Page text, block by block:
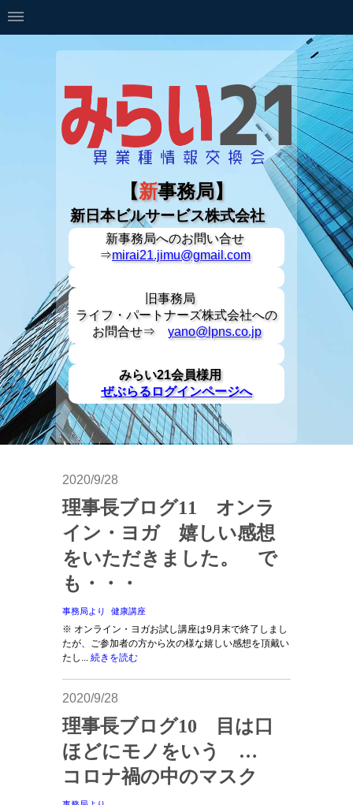
【新事務局】
新日本ビルサービス株式会社
新事務局へのお問い合せ
⇒mirai21.jimu@gmail.com
旧事務局
ライフ・パートナーズ株式会社への
お問合せ⇒ yano@lpns.co.jp
みらい21会員様用
ぜぶらるログインページへ
2020/9/28
理事長ブログ11 オンラ
イン・ヨガ 嬉しい感想
をいただきました。 で
も・・・
事務局より 健康講座
※ オンライン・ヨガお試し講座は9月末で終了しまし
たが、ご参加者の方から次の様な嬉しい感想を頂戴い
たし... 続きを読む
2020/9/28
理事長ブログ10 目は口
ほどにモノをいう …
コロナ禍の中のマスク